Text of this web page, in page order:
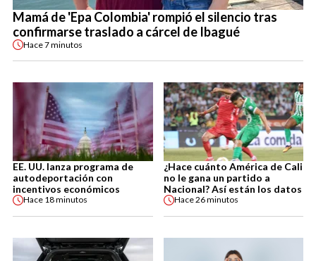
Mamá de 'Epa Colombia' rompió el silencio tras
confirmarse traslado a cárcel de Ibagué
Hace7 minutos
EE. UU. lanza programa de
autodeportación con
incentivos económicos
Hace 18 minutos
¿Hace cuánto América de Cali
no le gana un partido a
Nacional? Así están los datos
Hace26 minutos